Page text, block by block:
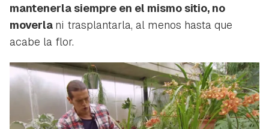
mantenerla siempre en el mismo sitio, no
moverla ni trasplantarla, al menos hasta que
acabe la flor.